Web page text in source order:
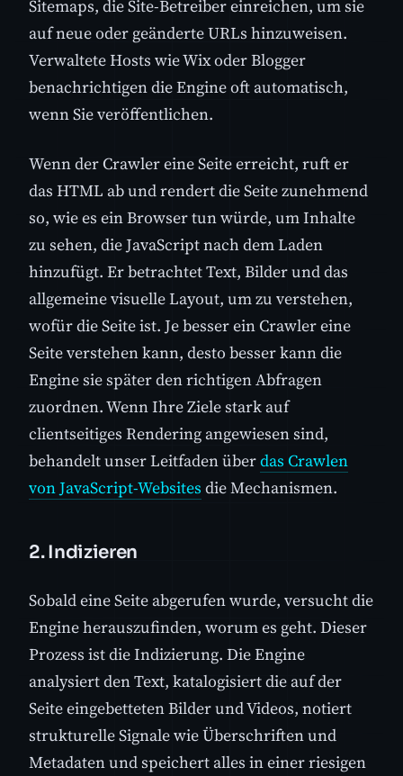
Sitemaps, die Site-Betreiber einreichen, um sie
auf neue oder geänderte URLs hinzuweisen.
Verwaltete Hosts wie Wix oder Blogger
benachrichtigen die Engine oft automatisch,
wenn Sie veröffentlichen.
Wenn der Crawler eine Seite erreicht, ruft er
das HTML ab und rendert die Seite zunehmend
so, wie es ein Browser tun würde, um Inhalte
zu sehen, die JavaScript nach dem Laden
hinzufügt. Er betrachtet Text, Bilder und das
allgemeine visuelle Layout, um zu verstehen,
wofür die Seite ist. Je besser ein Crawler eine
Seite verstehen kann, desto besser kann die
Engine sie später den richtigen Abfragen
zuordnen. Wenn Ihre Ziele stark auf
clientseitiges Rendering angewiesen sind,
behandelt unser Leitfaden überdas Crawlen
von JavaScript-Websites die Mechanismen.
2. Indizieren
Sobald eine Seite abgerufen wurde, versucht die
Engine herauszufinden, worum es geht. Dieser
Prozess ist die Indizierung. Die Engine
analysiert den Text, katalogisiert die auf der
Seite eingebetteten Bilder und Videos, notiert
strukturelle Signale wie Überschriften und
Metadaten und speichert alles in einer riesigen